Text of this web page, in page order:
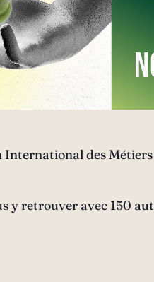
des Métiers
y retrouver avec 150